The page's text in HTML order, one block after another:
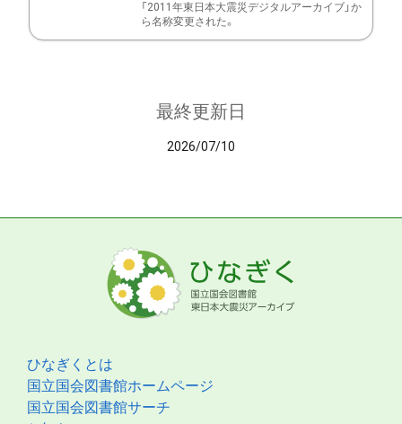
「2011年東日本大震災デジタルアーカイブ」か
ら名称変更された。
最終更新日
2026/07/10
ひなぎくとは
国立国会図書館ホームページ
国立国会図書館サーチ